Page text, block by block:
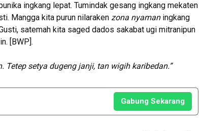
ingkang lepat. Tumindak gesang ingkang mekaten
Mangga kita purun nilaraken zona nyamaningkang
satemah kita saged dados sakabat ugi mitranipun
[BWP].
Tetep setya dugeng janji, tan wigih karibedan.”
Gabung Sekarang